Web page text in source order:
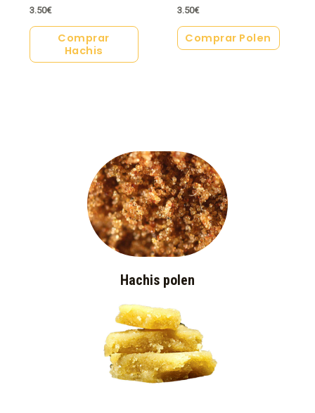
3.50€
Comprar
Hachis
3.50€
Comprar Polen
Hachis polen